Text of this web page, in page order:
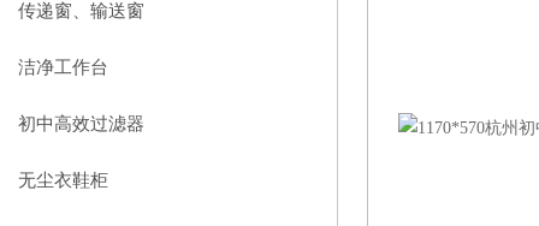
传递窗、输送窗
洁净工作台
初中高效过滤器
无尘衣鞋柜